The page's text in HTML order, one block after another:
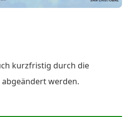
kurzfristig durch die
werden.